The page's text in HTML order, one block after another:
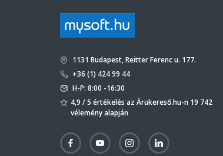
1131 Budapest, Reitter Ferenc u. 177.
+36 (1) 424 99 44
H-P: 8:00 -16:30
4,9 / 5 értékelés az Árukereső.hu-n 19 742
vélemény alapján